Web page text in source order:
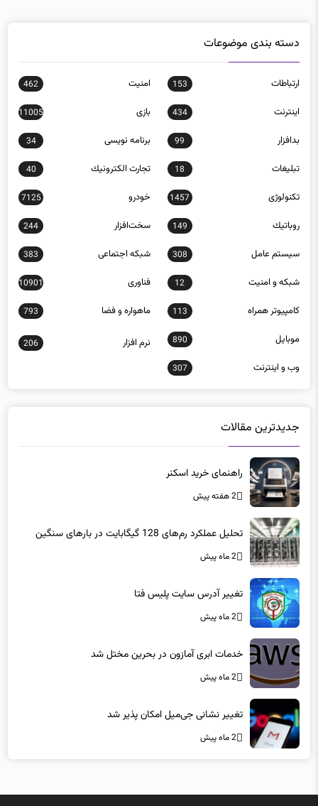
دسته بندی موضوعات
ارتباطات 153 امنيت 462
اينترنت 434 بازی 11005
بدافزار 99 برنامه نويسی 34
تبلیغات 18 تجارت الكترونيك 40
تکنولوژی 1457 خودرو 7125
روباتيك 149 سخت‌افزار 244
سيستم عامل 308 شبكه اجتماعی 383
شبكه و امنيت 12 فناوری 10901
كامپيوتر همراه 113 ماهواره و فضا 793
موبايل 890 نرم افزار 206
وب و اينترنت 307
جدیدترین مقالات
راهنمای خرید اسکنر
2 هفته پیش
تحلیل عملکرد رم‌های 128 گیگابایت در بارهای سنگین
2 ماه پیش
تغییر آدرس سایت پلیس فتا
2 ماه پیش
خدمات ابری آمازون در بحرین مختل شد
2 ماه پیش
تغییر نشانی جی‌میل امکان پذیر شد
2 ماه پیش